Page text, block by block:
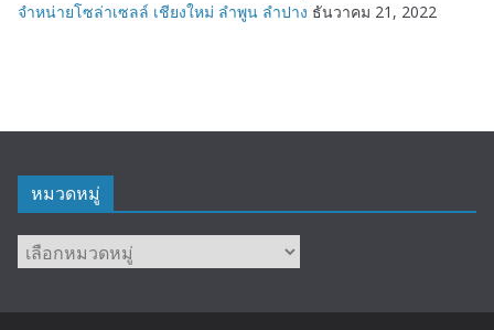
จำหน่ายโซล่าเซลล์ เชียงใหม่ ลำพูน ลำปาง ธันวาคม 21, 2022
หมวดหมู่
หมวด
หมู่